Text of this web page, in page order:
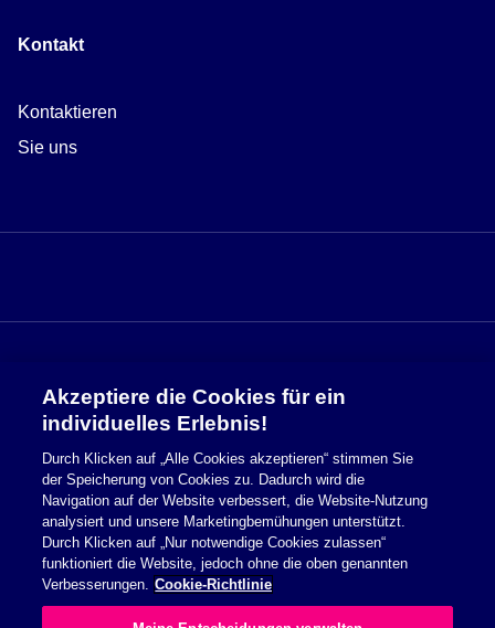
Kontakt
Kontaktieren
Sie uns
Sicherheitsinformationen
Nutzungsbedingungen
Cookie Richtlinie
Datenschutzerklärung
Impressum
Akzeptiere die Cookies für ein
individuelles Erlebnis!
Durch Klicken auf „Alle Cookies akzeptieren“ stimmen Sie
der Speicherung von Cookies zu. Dadurch wird die
Navigation auf der Website verbessert, die Website-Nutzung
analysiert und unsere Marketingbemühungen unterstützt.
Durch Klicken auf „Nur notwendige Cookies zulassen“
funktioniert die Website, jedoch ohne die oben genannten
Verbesserungen. Cookie-Richtlinie